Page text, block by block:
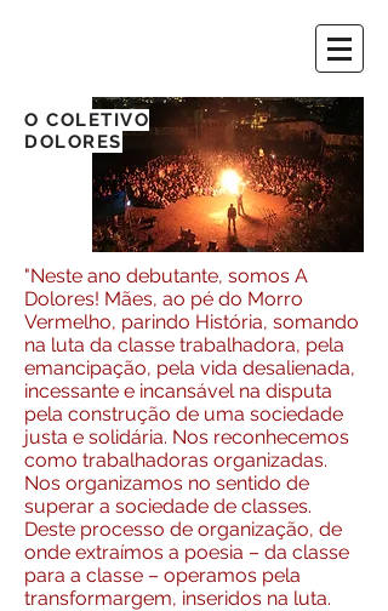
O COLETIVO
DOLORES
"Neste ano debutante, somos A
Dolores! Mães, ao pé do Morro
Vermelho, parindo História, somando
na luta da classe trabalhadora, pela
emancipação, pela vida desalienada,
incessante e incansável na disputa
pela construção de uma sociedade
justa e solidária. Nos reconhecemos
como trabalhadoras organizadas.
Nos organizamos no sentido de
superar a sociedade de classes.
Deste processo de organização, de
onde extraímos a poesia – da classe
para a classe – operamos pela
transformargem, inseridos na luta.